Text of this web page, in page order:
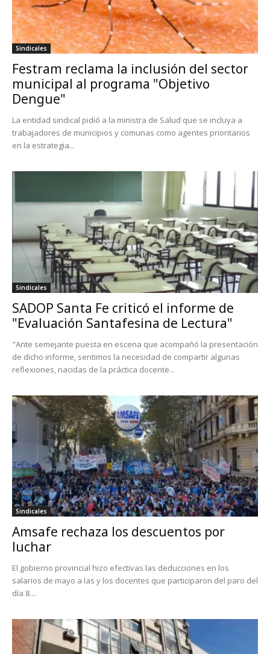
Sindicales
Festram reclama la inclusión del sector
municipal al programa "Objetivo
Dengue"
La entidad sindical pidió a la ministra de Salud que se incluya a
trabajadores de municipios y comunas como agentes prioritarios
en la estrategia...
Sindicales
SADOP Santa Fe criticó el informe de
"Evaluación Santafesina de Lectura"
"Ante semejante puesta en escena que acompañó la presentación
de dicho informe, sentimos la necesidad de compartir algunas
reflexiones, nacidas de la práctica docente...
Sindicales
Amsafe rechaza los descuentos por
luchar
El gobierno provincial hizo efectivas las deducciones en los
salarios de mayo a las y los docentes que participaron del paro del
día 8....